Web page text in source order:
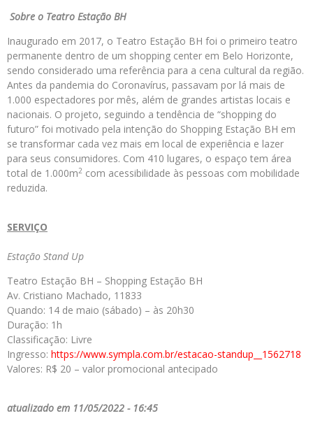
Sobre o Teatro Estação BH
Inaugurado em 2017, o Teatro Estação BH foi o primeiro teatro
permanente dentro de um shopping center em Belo Horizonte,
sendo considerado uma referência para a cena cultural da região.
Antes da pandemia do Coronavírus, passavam por lá mais de
1.000 espec­tadores por mês, além de grandes artistas locais e
nacionais. O projeto, seguindo a tendência de “shopping do
futuro” foi motivado pela intenção do Shopping Estação BH em
se transformar cada vez mais em local de experiência e lazer
para seus consumidores. Com 410 lugares, o espaço tem área
total de 1.000m2 com acessibilidade às pessoas com mobilidade
reduzida.
SERVIÇO
Estação Stand Up
Teatro Estação BH – Shopping Estação BH
Av. Cristiano Machado, 11833
Quando: 14 de maio (sábado) – às 20h30
Duração: 1h
Classificação: Livre
Ingresso: https://www.sympla.com.br/estacao-standup__1562718
Valores: R$ 20 – valor promocional antecipado
atualizado em 11/05/2022 - 16:45